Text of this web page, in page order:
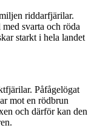
riddarfjärilar.
svarta och röda
starkt i hela landet
Påfågelögat
mot en rödbrun
och därför kan den